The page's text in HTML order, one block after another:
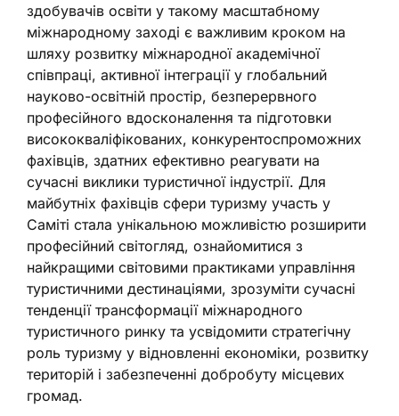
здобувачів освіти у такому масштабному
міжнародному заході є важливим кроком на
шляху розвитку міжнародної академічної
співпраці, активної інтеграції у глобальний
науково-освітній простір, безперервного
професійного вдосконалення та підготовки
висококваліфікованих, конкурентоспроможних
фахівців, здатних ефективно реагувати на
сучасні виклики туристичної індустрії. Для
майбутніх фахівців сфери туризму участь у
Саміті стала унікальною можливістю розширити
професійний світогляд, ознайомитися з
найкращими світовими практиками управління
туристичними дестинаціями, зрозуміти сучасні
тенденції трансформації міжнародного
туристичного ринку та усвідомити стратегічну
роль туризму у відновленні економіки, розвитку
територій і забезпеченні добробуту місцевих
громад.